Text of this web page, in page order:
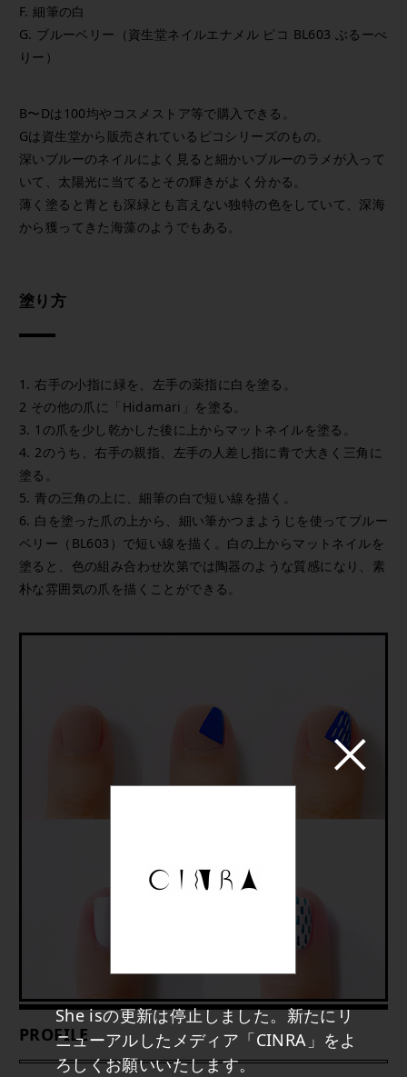
She isの更新は停止しました。新たにリ
ニューアルしたメディア「CINRA」をよ
ろしくお願いいたします。
F. 細筆の白
G. ブルーベリー（資生堂ネイルエナメル ピコ BL603 ぶるーべ
りー）
B〜Dは100均やコスメストア等で購入できる。
Gは資生堂から販売されているピコシリーズのもの。
深いブルーのネイルによく見ると細かいブルーのラメが入って
いて、太陽光に当てるとその輝きがよく分かる。
薄く塗ると青とも深緑とも言えない独特の色をしていて、深海
から獲ってきた海藻のようでもある。
塗り方
1. 右手の小指に緑を、左手の薬指に白を塗る。
2 その他の爪に「Hidamari」を塗る。
3. 1の爪を少し乾かした後に上からマットネイルを塗る。
4. 2のうち、右手の親指、左手の人差し指に青で大きく三角に
塗る。
5. 青の三角の上に、細筆の白で短い線を描く。
6. 白を塗った爪の上から、細い筆かつまようじを使ってブルー
ベリー（BL603）で短い線を描く。白の上からマットネイルを
塗ると、色の組み合わせ次第では陶器のような質感になり、素
朴な雰囲気の爪を描くことができる。
PROFILE